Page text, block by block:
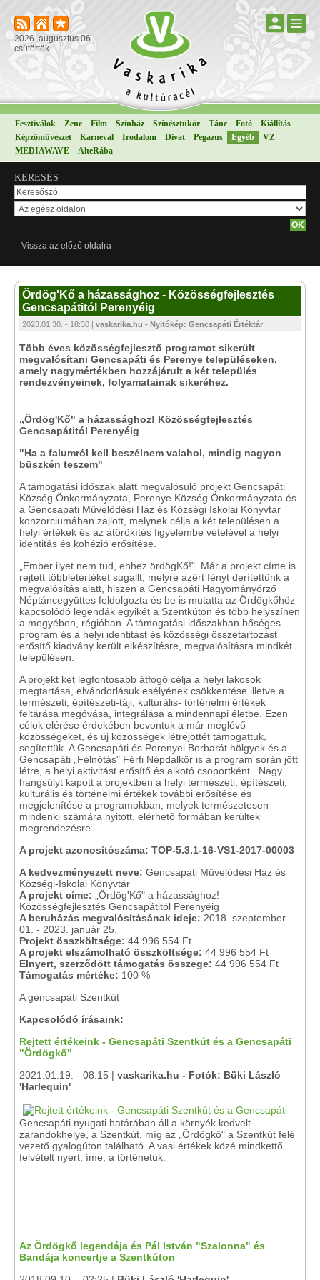
2026. augusztus 06.
csütörtök
Fesztiválok Zene Film Színház Színésztükör Tánc Fotó
Kiállítás
Képzőművészet
Karnevál Irodalom Divat Pegazus Egyéb
VZ
MEDIAWAVE
AlteRába
KERESÉS
Vissza az előző oldalra
Ördög'Kő a házassághoz - Közösségfejlesztés
Gencsapátitól Perenyéig
2023.01.30. - 18:30 | vaskarika.hu - Nyitókép: Gencsapáti Értéktár
Több éves közösségfejlesztő programot sikerült
megvalósítani Gencsapáti és Perenye településeken,
amely nagymértékben hozzájárult a két település
rendezvényeinek, folyamatainak sikeréhez.
„Ördög'Kő" a házassághoz! Közösségfejlesztés
Gencsapátitól Perenyéig
"Ha a falumról kell beszélnem valahol, mindig nagyon
büszkén teszem"
A támogatási időszak alatt megvalósuló projekt Gencsapáti
Község Önkormányzata, Perenye Község Önkormányzata és
a Gencsapáti Művelődési Ház és Községi Iskolai Könyvtár
konzorciumában zajlott, melynek célja a két településen a
helyi értékek és az átörökítés figyelembe vételével a helyi
identitás és kohézió erősítése.
„Ember ilyet nem tud, ehhez ördögKő!". Már a projekt címe is
rejtett többletértéket sugallt, melyre azért fényt derítettünk a
megvalósítás alatt, hiszen a Gencsapáti Hagyományőrző
Néptáncegyüttes feldolgozta és be is mutatta az Ördögkőhöz
kapcsolódó legendák egyikét a Szentkúton és több helyszínen
a megyében, régióban. A támogatási időszakban bőséges
program és a helyi identitást és közösségi összetartozást
erősítő kiadvány került elkészítésre, megvalósításra mindkét
településen.
A projekt két legfontosabb átfogó célja a helyi lakosok
megtartása, elvándorlásuk esélyének csökkentése illetve a
természeti, építészeti-táji, kulturális- történelmi értékek
feltárása megóvása, integrálása a mindennapi életbe. Ezen
célok elérése érdekében bevontuk a már meglévő
közösségeket, és új közösségek létrejöttét támogattuk,
segítettük. A Gencsapáti és Perenyei Borbarát hölgyek és a
Gencsapáti „Félnótás" Férfi Népdalkör is a program során jött
létre, a helyi aktivitást erősítő és alkotó csoportként. Nagy
hangsúlyt kapott a projektben a helyi természeti, építészeti,
kulturális és történelmi értékek további erősítése és
megjelenítése a programokban, melyek természetesen
mindenki számára nyitott, elérhető formában kerültek
megrendezésre.
A projekt azonosítószáma: TOP-5.3.1-16-VS1-2017-00003
A kedvezményezett neve: Gencsapáti Művelődési Ház és
Községi-Iskolai Könyvtár
A projekt címe: „Ördög'Kő" a házassághoz!
Közösségfejlesztés Gencsapátitól Perenyéig
A beruházás megvalósításának ideje: 2018. szeptember
01. - 2023. január 25.
Projekt összköltsége: 44 996 554 Ft
A projekt elszámolható összköltsége: 44 996 554 Ft
Elnyert, szerződött támogatás összege: 44 996 554 Ft
Támogatás mértéke: 100 %
A gencsapáti Szentkút
Kapcsolódó írásaink:
Rejtett értékeink - Gencsapáti Szentkút és a Gencsapáti
"Ördögkő"
2021.01.19. - 08:15 | vaskarika.hu - Fotók: Büki László
'Harlequin'
Gencsapáti nyugati határában áll a környék kedvelt
zarándokhelye, a Szentkút, míg az „Ördögkő" a Szentkút felé
vezető gyalogúton található. A vasi értékek közé mindkettő
felvételt nyert, íme, a történetük.
Az Ördögkő legendája és Pál István "Szalonna" és
Bandája koncertje a Szentkúton